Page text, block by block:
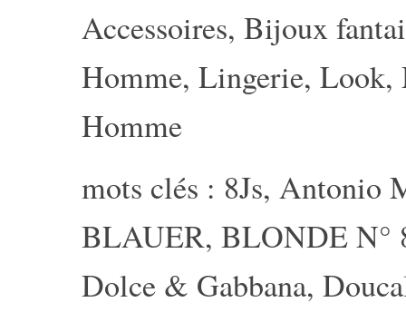
Accessoires, Bijoux
Homme, Lingerie, Look,
Homme
mots clés : 8Js, Antonio
BLAUER, BLONDE N°
Dolce & Gabbana,